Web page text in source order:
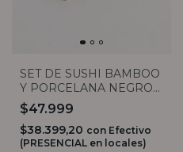
SET DE SUSHI BAMBOO
Y PORCELANA NEGRO
PARA 2
$47.999
$38.399,20 con Efectivo
(PRESENCIAL en locales)